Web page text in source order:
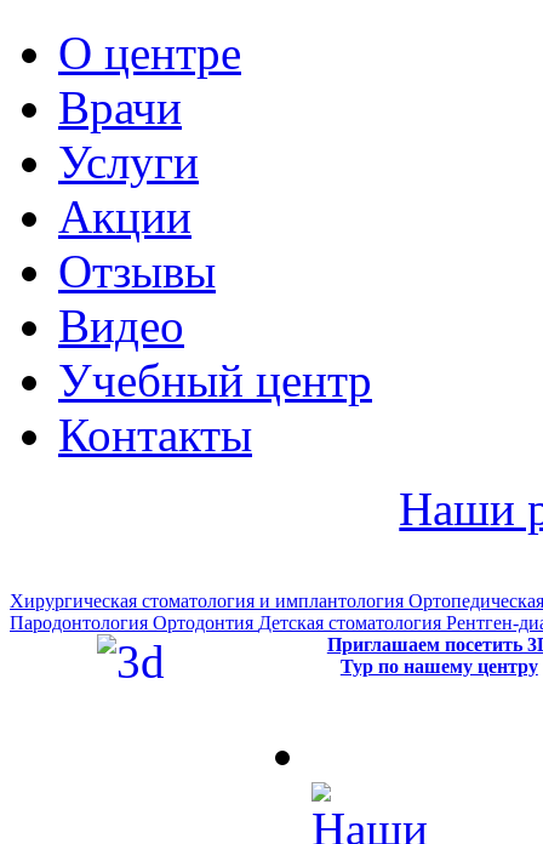
О центре
Врачи
Услуги
Акции
Отзывы
Видео
Учебный центр
Контакты
Наши
Хирургическая стоматология и имплантология
Пародонтология Ортодонтия Детская стоматология Рентген-
Приглашаем посетить
Тур по нашему центру